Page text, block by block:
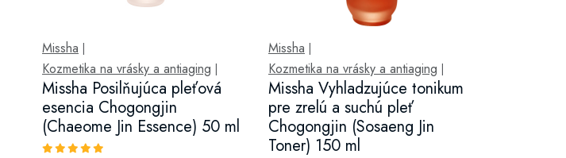
Missha
Kozmetika na vrásky a antiaging
Missha Posilňujúca pleťová
esencia Chogongjin
(Chaeome Jin Essence) 50 ml
Missha
Kozmetika na vrásky a antiaging
Missha Vyhladzujúce tonikum
pre zrelú a suchú pleť
Chogongjin (Sosaeng Jin
Toner) 150 ml